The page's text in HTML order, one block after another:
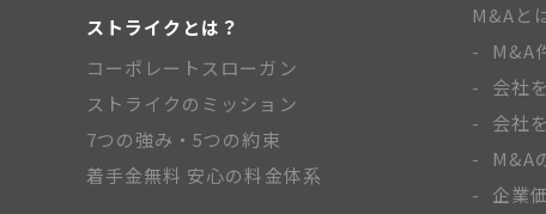
ストライクとは？
コーポレートスローガン
ストライクのミッション
7つの強み・5つの約束
着手金無料 安心の料金体系
M&Aと
M&A
会社
会社
M&A
企業